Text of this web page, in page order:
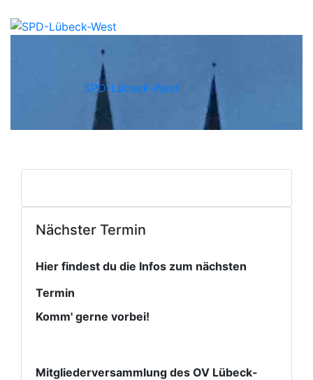
SPD-Lübeck-West
Nächster Termin
Hier findest du die Infos zum nächsten
Termin
Komm' gerne vorbei!
Mitgliederversammlung des OV Lübeck-